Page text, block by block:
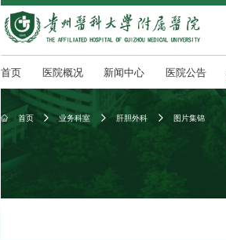
首页 医院概况 新闻中心 医院公告
 首页  业务科室  肝胆外科  图片集锦